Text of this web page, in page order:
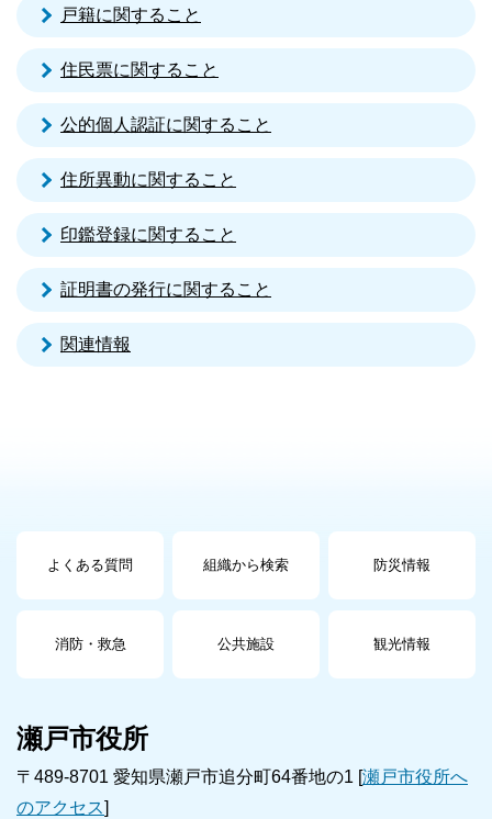
戸籍に関すること
住民票に関すること
公的個人認証に関すること
住所異動に関すること
印鑑登録に関すること
証明書の発行に関すること
関連情報
よくある質問 組織から検索 防災情報
消防・救急 公共施設 観光情報
瀬戸市役所
〒489-8701 愛知県瀬戸市追分町64番地の1 [瀬戸市役所へ
のアクセス]